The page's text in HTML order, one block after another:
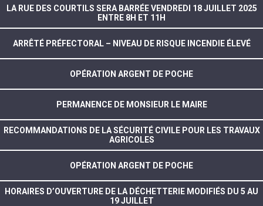
LA RUE DES COURTILS SERA BARRÉE VENDREDI 18 JUILLET 2025
ENTRE 8H ET 11H
ARRÊTÉ PRÉFECTORAL – NIVEAU DE RISQUE INCENDIE ÉLEVÉ
OPÉRATION ARGENT DE POCHE
PERMANENCE DE MONSIEUR LE MAIRE
RECOMMANDATIONS DE LA SÉCURITÉ CIVILE POUR LES TRAVAUX
AGRICOLES
OPÉRATION ARGENT DE POCHE
HORAIRES D’OUVERTURE DE LA DÉCHETTERIE MODIFIÉS DU 5 AU
19 JUILLET